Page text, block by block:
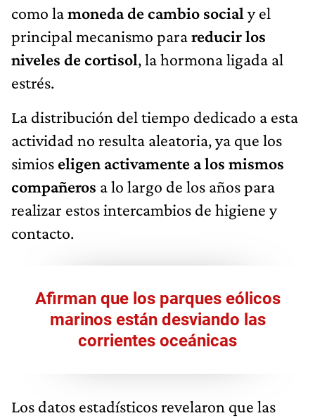
como lamoneda de cambio social y el
principal mecanismo parareducir los
niveles de cortisol, la hormona ligada al
estrés.
La distribución del tiempo dedicado a esta
actividad no resulta aleatoria, ya que los
simios eligen activamente a los mismos
compañeros a lo largo de los años para
realizar estos intercambios de higiene y
contacto.
Afirman que los parques eólicos
marinos están desviando las
corrientes oceánicas
Los datos estadísticos revelaron que las